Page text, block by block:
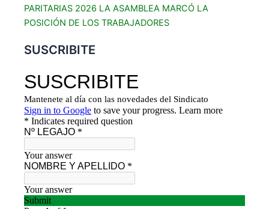
PARITARIAS 2026 LA ASAMBLEA MARCÓ LA
POSICIÓN DE LOS TRABAJADORES
SUSCRIBITE